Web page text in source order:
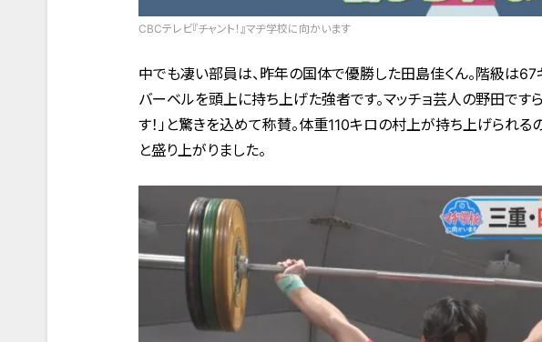
CBCテレビ『チャント！』マヂ学校に向かいます
中でも凄い部員は、昨年の国体で優勝した田島佳くん。階級は67
バーベルを頭上に持ち上げた強者です。マッチョ芸人の野田です
す！」と驚きを込めて称賛。体重110キロの村上が持ち上げられる
と盛り上がりました。